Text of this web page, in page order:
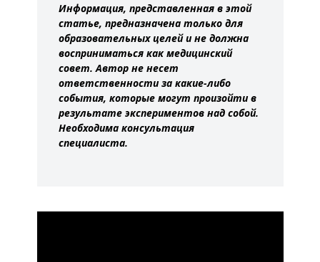
Информация, представленная в этой
статье, предназначена только для
образовательных целей и не должна
восприниматься как медицинский
совет. Автор не несет
ответственности за какие-либо
события, которые могут произойти в
результате экспериментов над собой.
Необходима консультация
специалиста.